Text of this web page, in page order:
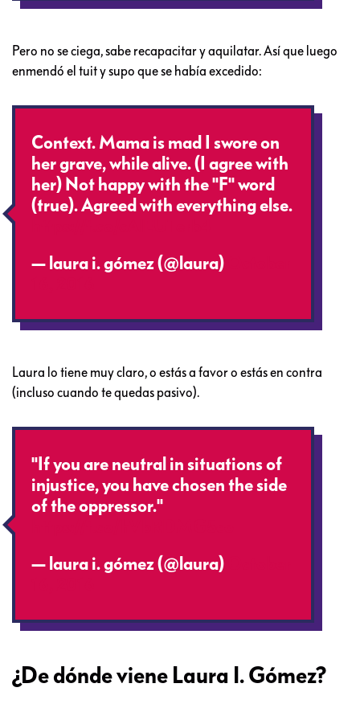
Pero no se ciega, sabe recapacitar y aquilatar. Así que luego
enmendó el tuit y supo que se había excedido:
Context. Mama is mad I swore on
her grave, while alive. (I agree with
her) Not happy with the "F" word
(true). Agreed with everything else.
— laura i. gómez (@laura)
Laura lo tiene muy claro, o estás a favor o estás en contra
(incluso cuando te quedas pasivo).
"If you are neutral in situations of
injustice, you have chosen the side
of the oppressor."
— laura i. gómez (@laura)
¿De dónde viene Laura I. Gómez?